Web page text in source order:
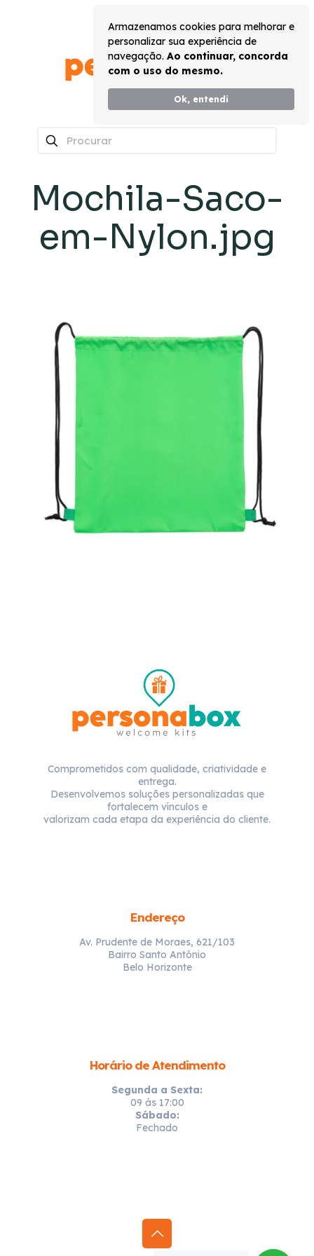
Armazenamos cookies para melhorar e
personalizar sua experiência de
navegação. Ao continuar, concorda
com o uso do mesmo.
Ok, entendi
Mochila-Saco-
em-Nylon.jpg
Comprometidos com qualidade, criatividade e
entrega.
Desenvolvemos soluções personalizadas que
fortalecem vínculos e
valorizam cada etapa da experiência do cliente.
Endereço
Av. Prudente de Moraes, 621/103
Bairro Santo Antônio
Belo Horizonte
Horário de Atendimento
Segunda a Sexta:
09 ás 17:00
Sábado:
Fechado